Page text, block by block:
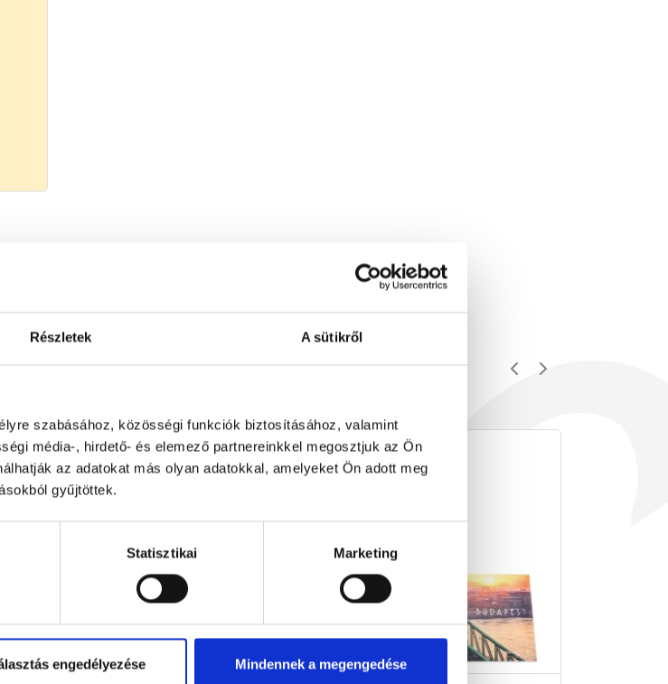
Részletek A sütikről
szabásához, közösségi funkciók biztosításához, valamint
média-, hirdető- és elemező partnereinkkel megosztjuk az Ön
az adatokat más olyan adatokkal, amelyeket Ön adott meg
gyűjtöttek.
Statisztikai Marketing
engedélyezése Mindennek a megengedése